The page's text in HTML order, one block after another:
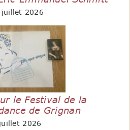
juillet 2026
le Festival de la
de Grignan
2026